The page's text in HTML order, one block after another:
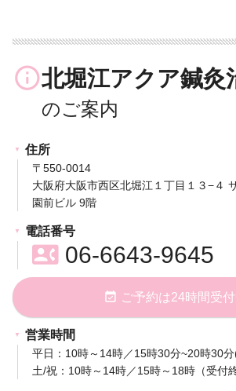
info_outline北堀江アクア鍼灸
住所
〒550-0014
大阪府大阪市西区北堀江１丁目１３−４
園前ビル 9階
電話番号
contact_phone 06-6643-9645
event_available ご予約は24時間受
営業時間
平日：10時～14時／15時30分~20時30
土/祝：10時～14時／15時～18時（受付